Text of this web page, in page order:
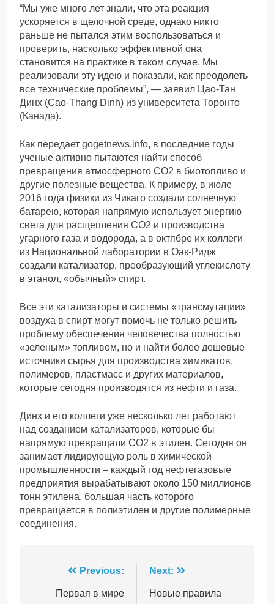
“Мы уже много лет знали, что эта реакция
ускоряется в щелочной среде, однако никто
раньше не пытался этим воспользоваться и
проверить, насколько эффективной она
становится на практике в таком случае. Мы
реализовали эту идею и показали, как преодолеть
все технические проблемы”, — заявил Цао-Тан
Динх (Cao-Thang Dinh) из университета Торонто
(Канада).
Как передает gogetnews.info, в последние годы
ученые активно пытаются найти способ
превращения атмосферного СО2 в биотопливо и
другие полезные вещества. К примеру, в июле
2016 года физики из Чикаго создали солнечную
батарею, которая напрямую использует энергию
света для расщепления СО2 и производства
угарного газа и водорода, а в октябре их коллеги
из Национальной лаборатории в Оак-Ридж
создали катализатор, преобразующий углекислоту
в этанол, «обычный» спирт.
Все эти катализаторы и системы «трансмутации»
воздуха в спирт могут помочь не только решить
проблему обеспечения человечества полностью
«зеленым» топливом, но и найти более дешевые
источники сырья для производства химикатов,
полимеров, пластмасс и других материалов,
которые сегодня производятся из нефти и газа.
Динх и его коллеги уже несколько лет работают
над созданием катализаторов, которые бы
напрямую превращали СО2 в этилен. Сегодня он
занимает лидирующую роль в химической
промышленности – каждый год нефтегазовые
предприятия вырабатывают около 150 миллионов
тонн этилена, большая часть которого
превращается в полиэтилен и другие полимерные
соединения.
Навігація
записів
Previous:
Первая в мире
Next:
Новые правила